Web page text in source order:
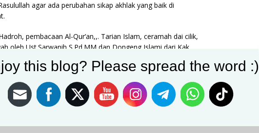
agar ada perubahan sikap akhlak yang baik di
pembacaan Al-Qur’an,,. Tarian Islam, ceramah dai cilik,
oleh Ust.Sarwanih,S.Pd.MM dan Dongeng Islami dari Kak
Post on X Follow us Save
NEXT
Warga
this blog? Please spread the word :)